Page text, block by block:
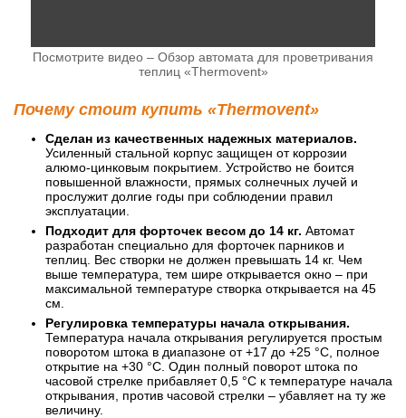
Посмотрите видео – Обзор автомата для проветривания
теплиц «Thermovent»
Почему стоит купить «Thermovent»
Сделан из качественных надежных материалов.
Усиленный стальной корпус защищен от коррозии
алюмо-цинковым покрытием. Устройство не боится
повышенной влажности, прямых солнечных лучей и
прослужит долгие годы при соблюдении правил
эксплуатации.
Подходит для форточек весом до 14 кг. Автомат
разработан специально для форточек парников и
теплиц. Вес створки не должен превышать 14 кг. Чем
выше температура, тем шире открывается окно – при
максимальной температуре створка открывается на 45
см.
Регулировка температуры начала открывания.
Температура начала открывания регулируется простым
поворотом штока в диапазоне от +17 до +25 °C, полное
открытие на +30 °C. Один полный поворот штока по
часовой стрелке прибавляет 0,5 °C к температуре начала
открывания, против часовой стрелки – убавляет на ту же
величину.